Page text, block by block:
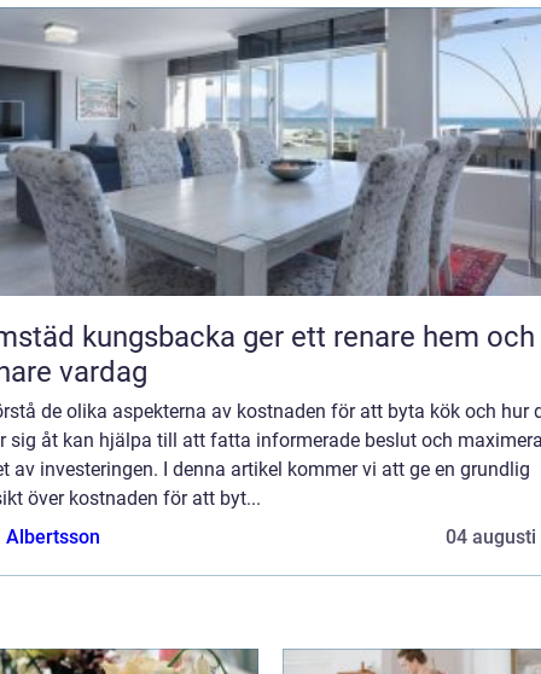
kungsbacka ger ett renare hem och
vardag
de olika aspekterna av kostnaden för att byta kök och hur
sig åt kan hjälpa till att fatta informerade beslut och
av investeringen. I denna artikel kommer vi att ge en grundlig
över kostnaden för att byt...
Albertsson
04 augusti